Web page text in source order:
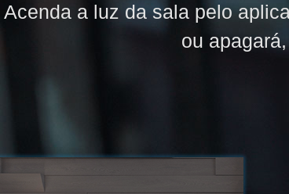
Acenda a luz da sala pelo
ou